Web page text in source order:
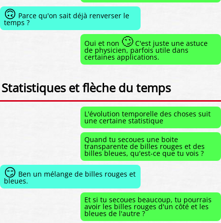
🙃 Parce qu'on sait déjà renverser le
temps ?
Oui et non 🙄 C'est juste une astuce
de physicien, parfois utile dans
certaines applications.
Statistiques et flèche du temps
L'évolution temporelle des choses suit
une certaine statistique
Quand tu secoues une boite
transparente de billes rouges et des
billes bleues, qu'est-ce que tu vois ?
😏 Ben un mélange de billes rouges et
bleues.
Et si tu secoues beaucoup, tu pourrais
avoir les billes rouges d'un côté et les
bleues de l'autre ?